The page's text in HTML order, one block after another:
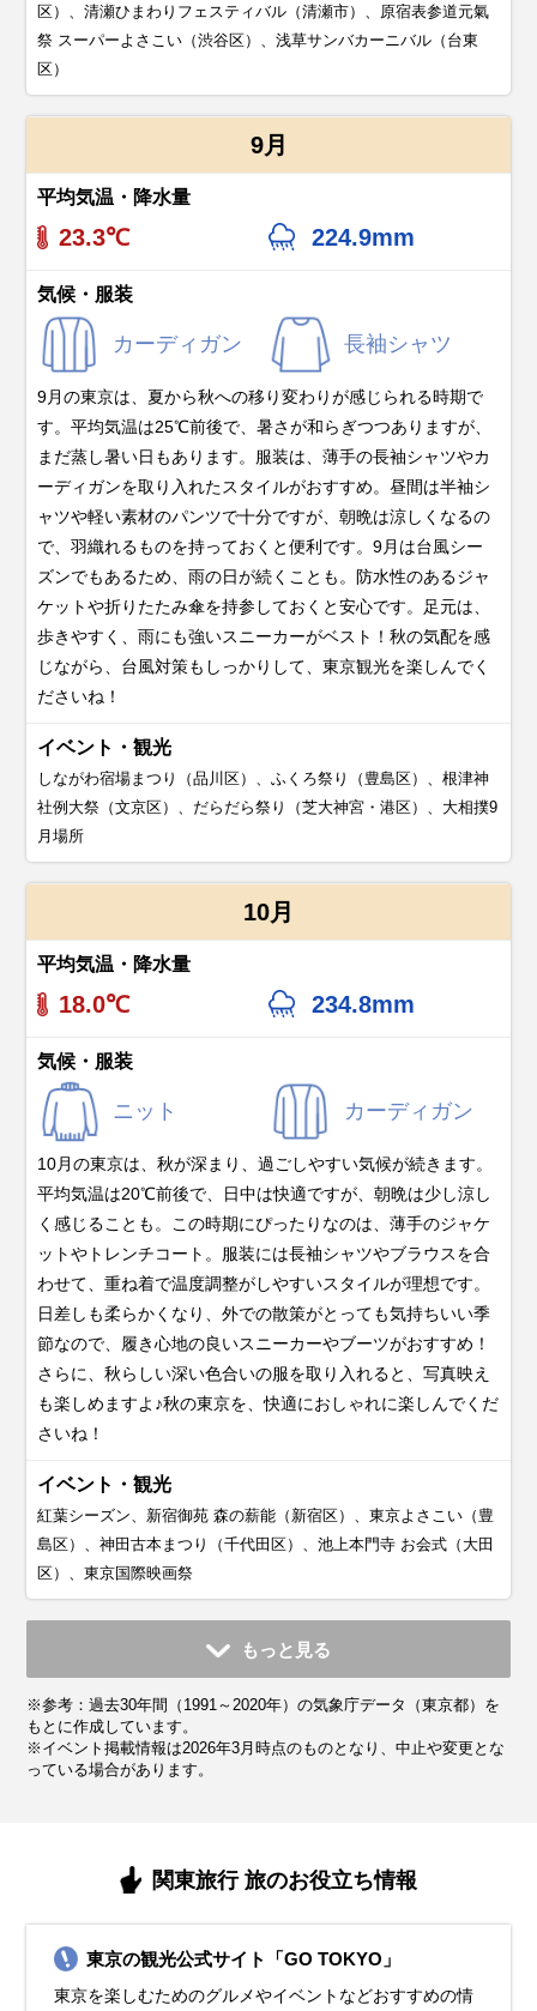
区）、清瀬ひまわりフェスティバル（清瀬市）、原宿表参道元氣
祭 スーパーよさこい（渋谷区）、浅草サンバカーニバル（台東
区）
9月
平均気温・降水量
23.3℃ 224.9mm
気候・服装
カーディガン 長袖シャツ
9月の東京は、夏から秋への移り変わりが感じられる時期で
す。平均気温は25℃前後で、暑さが和らぎつつありますが、
まだ蒸し暑い日もあります。服装は、薄手の長袖シャツやカ
ーディガンを取り入れたスタイルがおすすめ。昼間は半袖シ
ャツや軽い素材のパンツで十分ですが、朝晩は涼しくなるの
で、羽織れるものを持っておくと便利です。9月は台風シー
ズンでもあるため、雨の日が続くことも。防水性のあるジャ
ケットや折りたたみ傘を持参しておくと安心です。足元は、
歩きやすく、雨にも強いスニーカーがベスト！秋の気配を感
じながら、台風対策もしっかりして、東京観光を楽しんでく
ださいね！
イベント・観光
しながわ宿場まつり（品川区）、ふくろ祭り（豊島区）、根津神
社例大祭（文京区）、だらだら祭り（芝大神宮・港区）、大相撲9
月場所
10月
平均気温・降水量
18.0℃ 234.8mm
気候・服装
ニット カーディガン
10月の東京は、秋が深まり、過ごしやすい気候が続きます。
平均気温は20℃前後で、日中は快適ですが、朝晩は少し涼し
く感じることも。この時期にぴったりなのは、薄手のジャケ
ットやトレンチコート。服装には長袖シャツやブラウスを合
わせて、重ね着で温度調整がしやすいスタイルが理想です。
日差しも柔らかくなり、外での散策がとっても気持ちいい季
節なので、履き心地の良いスニーカーやブーツがおすすめ！
さらに、秋らしい深い色合いの服を取り入れると、写真映え
も楽しめますよ♪秋の東京を、快適におしゃれに楽しんでくだ
さいね！
イベント・観光
紅葉シーズン、新宿御苑 森の薪能（新宿区）、東京よさこい（豊
島区）、神田古本まつり（千代田区）、池上本門寺 お会式（大田
区）、東京国際映画祭
11月
平均気温・降水量
12.5℃ 96.3mm
気候・服装
11月の東京は、本格的な秋が訪れ、紅葉が美しい時期です。
おすすめの服装は、ウール素材のコートやジャケット、セー
ターなどの暖かいアイテム。インナーには、長袖シャツやタ
12月
平均気温・降水量
7.7℃ 57.9mm
気候・服装
12月の東京は、冬の始まりを感じさせる季節。平均気温は
ジャケット。特に、朝晩の外出では、手袋やマフラー、帽子
といった防寒小物を活用すると、温かさがぐんとアップしま
1月
平均気温・降水量
5.4℃ 59.7mm
気候・服装
1月の東京は真冬まっただ中。平均気温は約5℃、朝晩は0℃
ートやダウンジャケット。さらに、マフラー・手袋・帽子を
プラスすれば、防寒レベルがグッとアップします。インナー
2月
平均気温・降水量
6.1℃ 56.5mm
気候・服装
2月もまだまだ冬真っ盛り。寒さが続きますが、晴れた日に
しておきましょう。服装の基本は 厚手のコートやダウンジャ
ケット。風を防げる素材を選べば、より暖かく過ごせます。
3月
平均気温・降水量
9.4℃ 116.0mm
気候・服装
3月の東京は、春の訪れを感じるものの、まだまだ寒い日
活躍します。朝晩は冷え込むことがあるので、セーターや厚
手のカーディガンを重ね着して、体温調整しやすいスタイル
4月
平均気温・降水量
14.3℃ 133.7mm
気候・服装
4月になると、東京もすっかり春らしくなり、観光には最高
なります。服装は、軽めのジャケットやカーディガンがちょ
うどいい感じ。日中は薄手のシャツやブラウスで快適に過ご
5月
平均気温・降水量
18.8℃ 139.7mm
気候・服装
5月の東京は、春本番！過ごしやすい気候で、お出かけや観
す。服装は、薄手のジャケットやカーディガンがちょうどい
い感じ。日中は半袖シャツや軽めのパンツ、スカートで快適
6月
平均気温・降水量
21.9℃ 167.8mm
気候・服装
6月の東京は、いよいよ梅雨入り。湿度が高くなり、蒸し暑
気性の良い素材がマスト！湿気を吸いやすい綿やリネンのシ
ャツ、薄手のパンツが快適です。暑い日は、ショートスリー
7月
平均気温・降水量
25.7℃ 156.2mm
気候・服装
7月の東京は、いよいよ本格的な夏が到来！平均気温は
差しが強く、紫外線もグッと増える時期なので、帽子・サン
グラス・日焼け止めをフル活用してしっかり肌を守りましょ
もっと見る
※参考：過去30年間（1991～2020年）の気象庁データ（東京都）を
もとに作成しています。
※イベント掲載情報は2026年3月時点のものとなり、中止や変更とな
っている場合があります。
関東旅行 旅のお役立ち情報
東京の観光公式サイト「GO TOKYO」
東京を楽しむためのグルメやイベントなどおすすめの情